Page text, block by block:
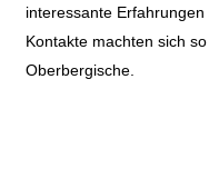
interessante
Kontakte machten sich
Oberbergische.